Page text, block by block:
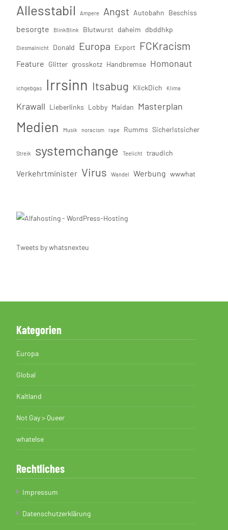
Allesstabil Ampere Angst Autobahn Beschiss
besorgte BlinkBlink Blutwurst daheim dbddhkp
Diesmalnicht Donald Europa Export FCKracism
Feature Glitter grosskotz Handbremse Homonaut
ichgebgas Irrsinn Itsabug KlickDich Klima
Krawall Lieberlinks Lobby Maidan Masterplan
Medien Musik noracism rape Rumms SicherIstsicher
Streik systemchange Teelicht traudich
Verkehrtminister Virus Wandel Werbung wwwhat
Tweets by whatsnexteu
Kategorien
Europa
Global
Kaltland
Not Gay > Queer
whatelse
Rechtliches
Impressum
Datenschutzerklärung